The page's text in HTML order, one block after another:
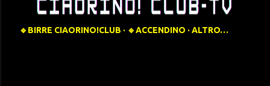
🔹️BIRRE CIAORINO!CLUB 🔹️ACCENDINO ALTRO…